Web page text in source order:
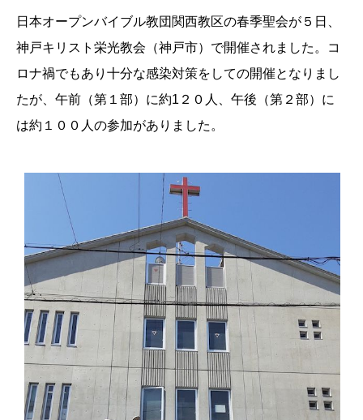
日本オープンバイブル教団関西教区の春季聖会が５日、
神戸キリスト栄光教会（神戸市）で開催されました。コ
ロナ禍でもあり十分な感染対策をしての開催となりまし
たが、午前（第１部）に約1２０人、午後（第２部）に
は約１００人の参加がありました。